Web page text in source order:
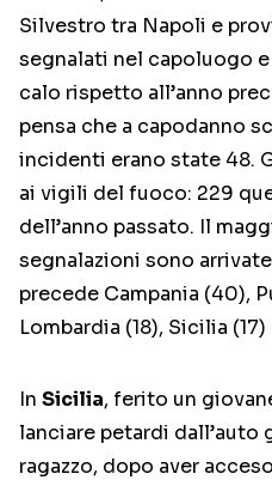
Silvestro tra Napoli e
segnalati nel capoluogo
calo rispetto all’anno
pensa che a capodanno
incidenti erano state 48.
ai vigili del fuoco: 229
dell’anno passato. Il
segnalazioni sono
precede Campania (40),
Lombardia (18), Sicilia (17)
In Sicilia, ferito un
lanciare petardi dall’auto
ragazzo, dopo aver